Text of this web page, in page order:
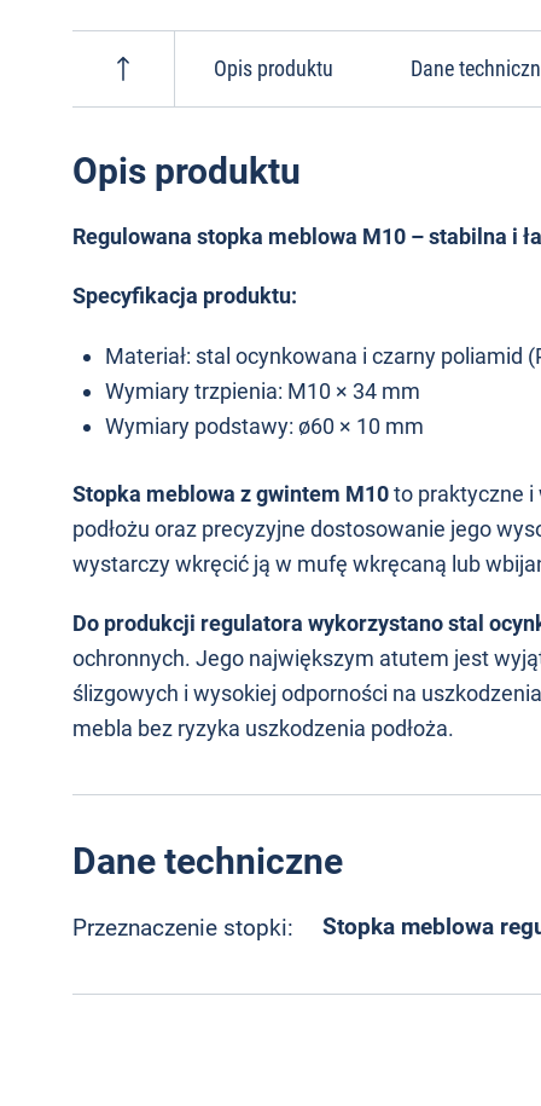
Opis produktu Dane
Opis produktu
Regulowana stopka meblowa M10 – stabilna i
Specyfikacja produktu:
Materiał: stal ocynkowana i czarny poliamid
Wymiary trzpienia: M10 × 34 mm
Wymiary podstawy: ø60 × 10 mm
Stopka meblowa z gwintem M10to praktyczne
podłożu oraz precyzyjne dostosowanie jego
wystarczy wkręcić ją w mufę wkręcaną lub
Do produkcji regulatora wykorzystano stal
ochronnych. Jego największym atutem jest
ślizgowych i wysokiej odporności na
mebla bez ryzyka uszkodzenia podłoża.
Dane techniczne
Przeznaczenie stopki: Stopka meblowa